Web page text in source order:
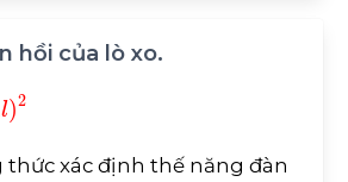
hồi của lò xo.
)2
thức xác định thế năng đàn